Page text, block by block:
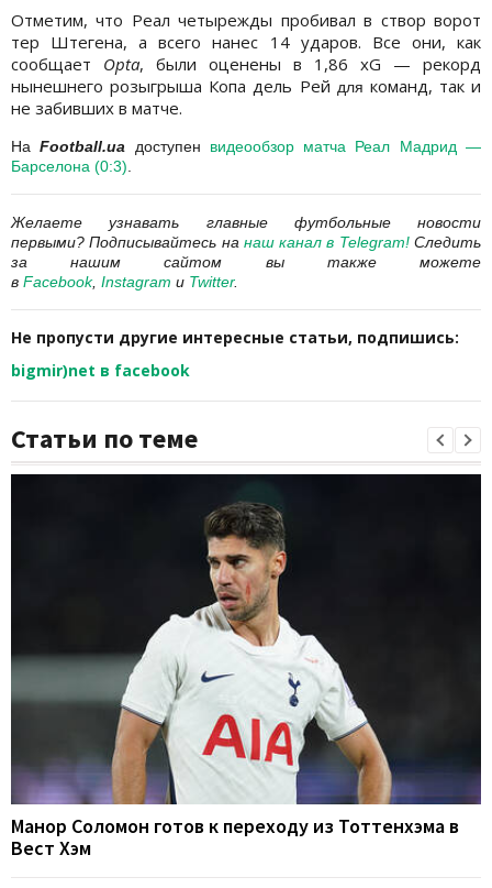
Отметим, что Реал четырежды пробивал в створ ворот
тер Штегена, а всего нанес 14 ударов. Все они, как
сообщает Opta, были оценены в 1,86 xG — рекорд
нынешнего розыгрыша Копа дель Рей для команд, так и
не забивших в матче.
НаFootball.ua доступен видеообзор матча Реал Мадрид —
Барселона (0:3).
Желаете узнавать главные футбольные новости
первыми? Подписывайтесь на наш канал в Telegram! Следить
за нашим сайтом вы также можете
в Facebook, Instagram и Twitter.
Не пропусти другие интересные статьи, подпишись:
bigmir)net в facebook
Статьи по теме
Манор Соломон готов к переходу из Тоттенхэма в
Вест Хэм